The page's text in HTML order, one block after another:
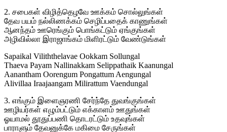
2. சபைகள் விழித்தெழவே ஊக்கம் சொல்லுங்கள்
தேவ பயம் நல்லிணக்கம் செழிப்பதைக் காணுங்கள்
ஆனந்தம் ஊரெங்கும் பொங்கட்டும் ஏங்குங்கள்
அழிவில்லா இராஜாங்கம் மிளிரட்டும் வேண்டுங்கள்
Sapaikal Viliththelavae Ookkam Sollungal
Thaeva Payam Nallinakkam Selippathaik Kaanungal
Aanantham Oorengum Pongattum Aengungal
Alivillaa Iraajaangam Milirattum Vaendungal
3. எங்கும் இளைஞரணி சேர்ந்தே துவங்குங்கள்
ஊழியர்கள் எழும்பட்டும் எக்காளம் ஊதுங்கள்
ஓயாமல் தூதுப்பணி தொடரட்டும் உதவுங்கள்
பாராளும் தேவனுக்கே மகிமை சேருங்கள்